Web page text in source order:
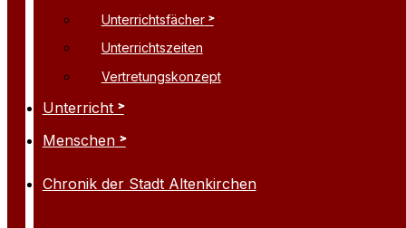
Unterrichtsfächer
Unterrichtszeiten
Vertretungskonzept
Unterricht
Menschen
Chronik der Stadt Altenkirchen